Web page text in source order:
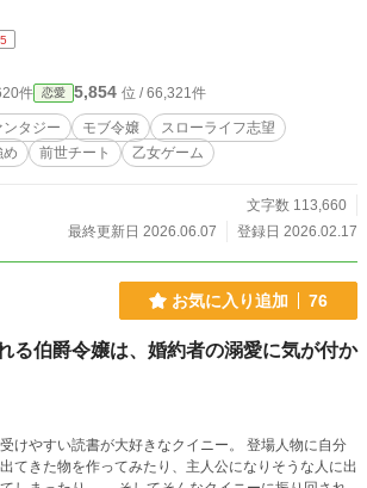
件 恋愛 5,854 位 / 66,321件
タジー モブ令嬢
スローライフ志望
め 前世チート 乙女ゲーム
文字数 113,660
最終更新日 2026.06.07
登録日 2026.02.17
お気に入り追加 76
る伯爵令嬢は、婚約者の溺愛に気が付か
けやすい読書が大好きなクイニー。 登場人物に自分
てきた物を作ってみたり、主人公になりそうな人に出